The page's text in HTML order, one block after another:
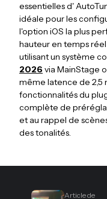
essentielles d'
idéale pour les
l'option iOS la plus
hauteur en temps
utilisant un système
2026 via MainStage
même latence de 2,5
fonctionnalités du
complète de
et au rappel de
des tonalités.
Article de